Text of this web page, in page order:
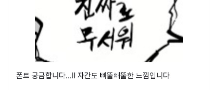
폰트 궁금합니다…!! 자간도 삐뚤빼뚤한 느낌입니다